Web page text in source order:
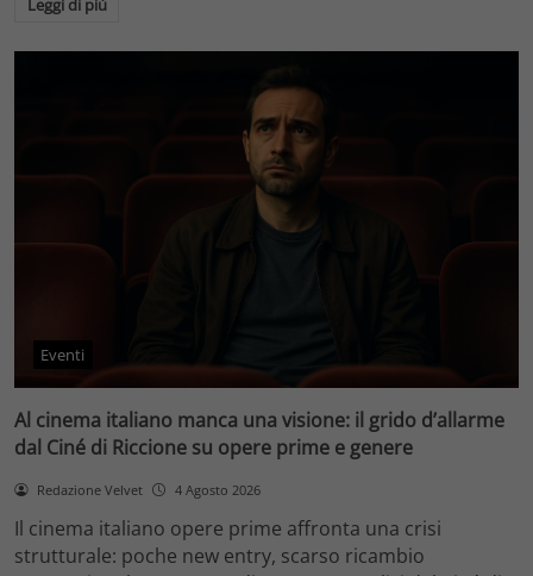
Leggi di più
Eventi
Al cinema italiano manca una visione: il grido d’allarme
dal Ciné di Riccione su opere prime e genere
Redazione Velvet 4 Agosto 2026
Il cinema italiano opere prime affronta una crisi
strutturale: poche new entry, scarso ricambio